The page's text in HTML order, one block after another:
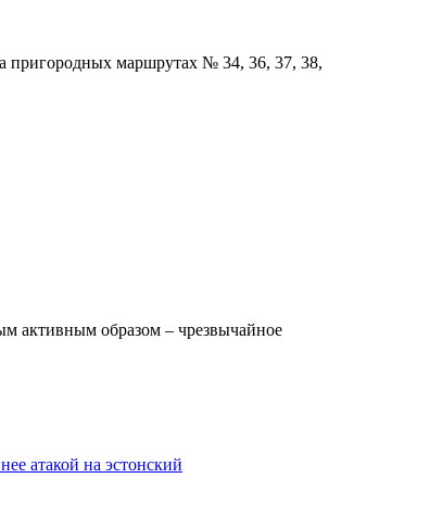
пригородных маршрутах № 34, 36, 37, 38,
активным образом – чрезвычайное
атакой на эстонский